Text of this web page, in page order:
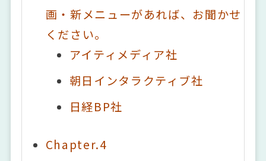
画・新メニューがあれば、お聞かせ
ください。
アイティメディア社
朝日インタラクティブ社
日経BP社
Chapter.4